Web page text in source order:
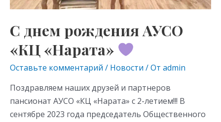
С днем рождения АУСО
«КЦ «Нарата»
Оставьте комментарий / Новости / От admin
Поздравляем наших друзей и партнеров
пансионат АУСО «КЦ «Нарата» с 2-летием!!! В
сентябре 2023 года председатель Общественного